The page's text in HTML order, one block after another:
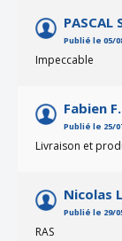
PASCAL
Publié le 05/
Impeccable
Fabien F.
Publié le 25/
Livraison et
Nicolas
Publié le 29/
RAS